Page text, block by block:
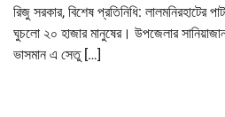
রিজু সরকার, বিশেষ প্রতিনিধি: লালমনিরহাটের
ঘুচলো ২০ হাজার মানুষের। উপজেলার
ভাসমান এ সেতু […]